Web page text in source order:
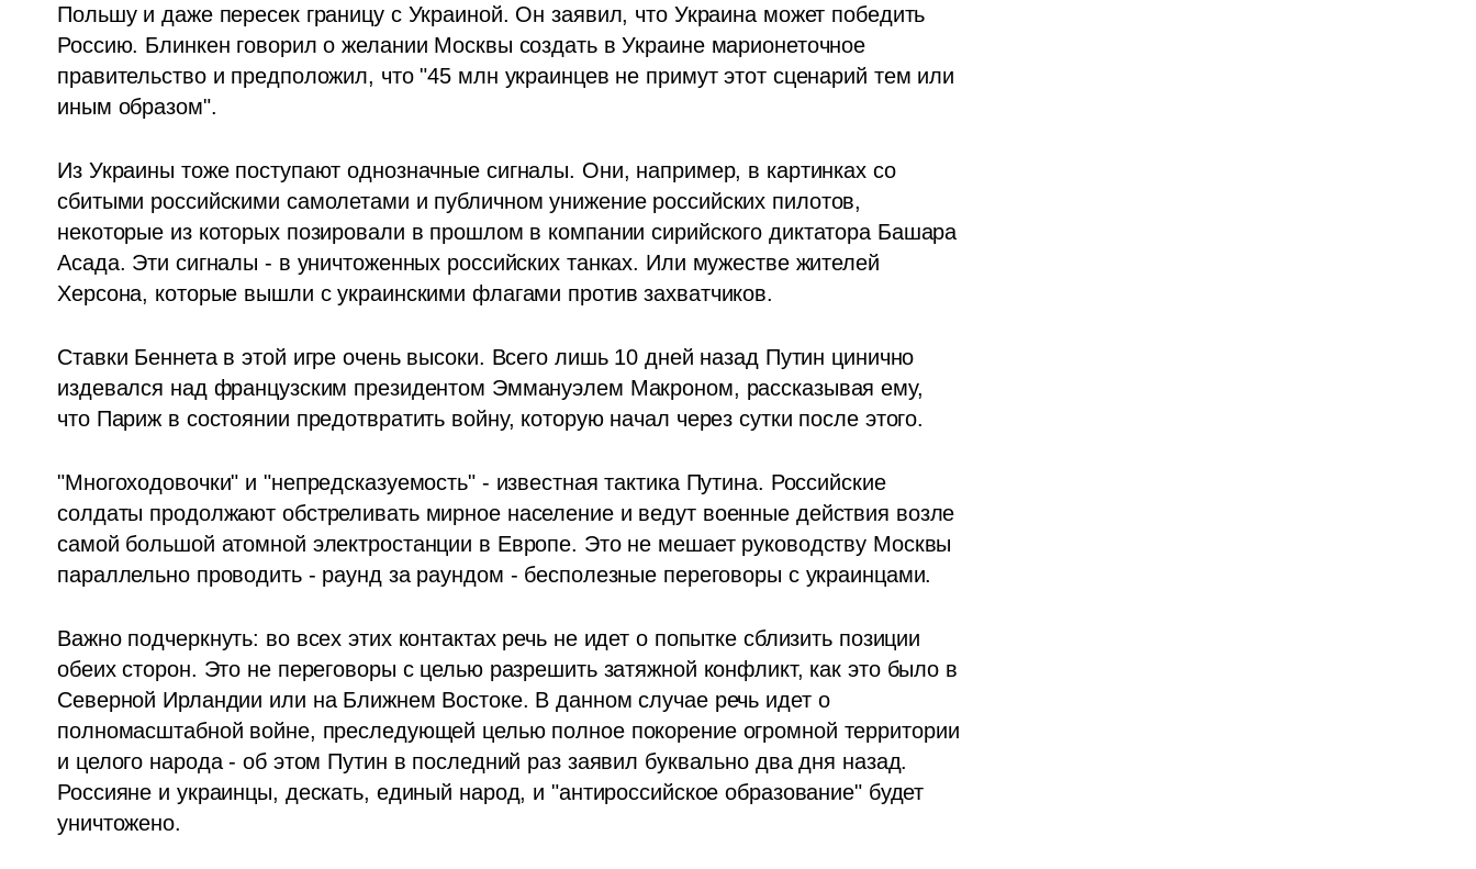
Польшу и даже пересек границу с Украиной. Он заявил, что Украина может победить
Россию. Блинкен говорил о желании Москвы создать в Украине марионеточное
правительство и предположил, что "45 млн украинцев не примут этот сценарий тем или
иным образом".
Из Украины тоже поступают однозначные сигналы. Они, например, в картинках со
сбитыми российскими самолетами и публичном унижение российских пилотов,
некоторые из которых позировали в прошлом в компании сирийского диктатора Башара
Асада. Эти сигналы - в уничтоженных российских танках. Или мужестве жителей
Херсона, которые вышли с украинскими флагами против захватчиков.
Ставки Беннета в этой игре очень высоки. Всего лишь 10 дней назад Путин цинично
издевался над французским президентом Эммануэлем Макроном, рассказывая ему,
что Париж в состоянии предотвратить войну, которую начал через сутки после этого.
"Многоходовочки" и "непредсказуемость" - известная тактика Путина. Российские
солдаты продолжают обстреливать мирное население и ведут военные действия возле
самой большой атомной электростанции в Европе. Это не мешает руководству Москвы
параллельно проводить - раунд за раундом - бесполезные переговоры с украинцами.
Важно подчеркнуть: во всех этих контактах речь не идет о попытке сблизить позиции
обеих сторон. Это не переговоры с целью разрешить затяжной конфликт, как это было в
Северной Ирландии или на Ближнем Востоке. В данном случае речь идет о
полномасштабной войне, преследующей целью полное покорение огромной территории
и целого народа - об этом Путин в последний раз заявил буквально два дня назад.
Россияне и украинцы, дескать, единый народ, и "антироссийское образование" будет
уничтожено.